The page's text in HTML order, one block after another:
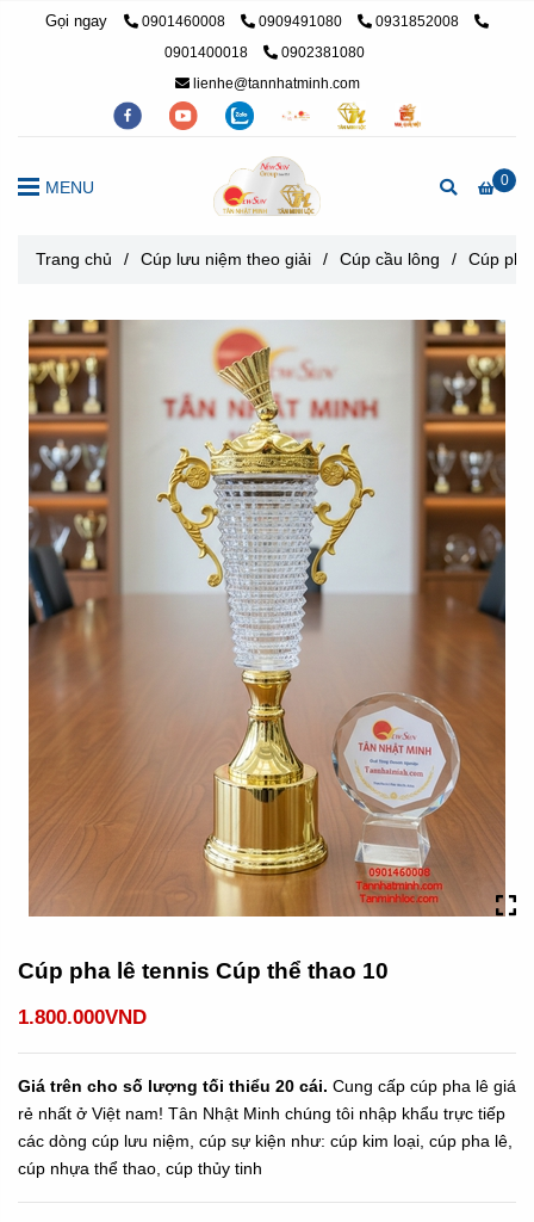
Gọi ngay 0901460008 0909491080
0931852008
0901400018
0902381080
lienhe@tannhatminh.com
0
MENU
Trang chủ / Cúp lưu niệm theo giải / Cúp cầu lông / Cúp
Cúp pha lê tennis Cúp thể thao 10
1.800.000VND
Giá trên cho số lượng tối thiểu 20 cái. Cung cấp cúp pha lê giá
rẻ nhất ở Việt nam! Tân Nhật Minh chúng tôi nhập khẩu trực tiếp
các dòng cúp lưu niệm, cúp sự kiện như: cúp kim loại, cúp pha lê,
cúp nhựa thể thao, cúp thủy tinh